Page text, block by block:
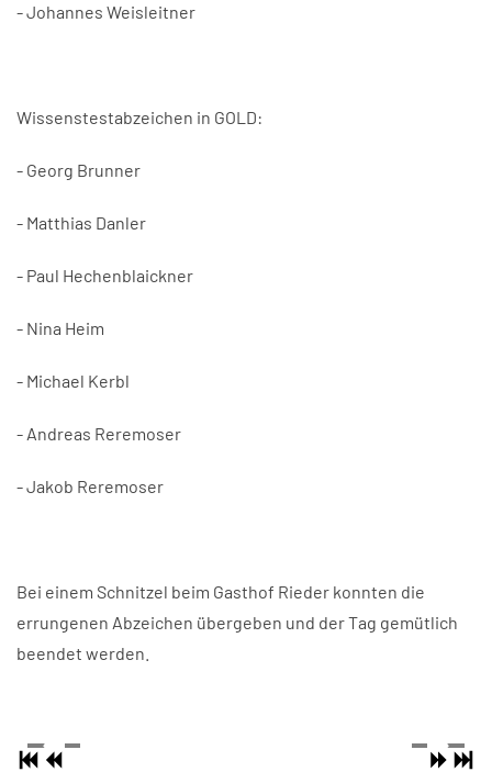
- Johannes Weisleitner
Wissenstestabzeichen in GOLD:
- Georg Brunner
- Matthias Danler
- Paul Hechenblaickner
- Nina Heim
- Michael Kerbl
- Andreas Reremoser
- Jakob Reremoser
Bei einem Schnitzel beim Gasthof Rieder konnten die
errungenen Abzeichen übergeben und der Tag gemütlich
beendet werden.